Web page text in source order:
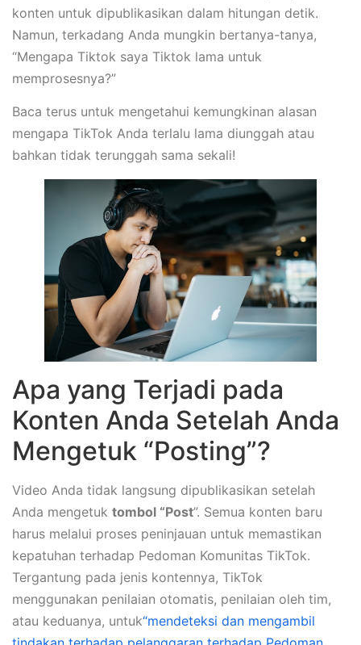
konten untuk dipublikasikan dalam hitungan detik.
Namun, terkadang Anda mungkin bertanya-tanya,
“Mengapa Tiktok saya Tiktok lama untuk
memprosesnya?”
Baca terus untuk mengetahui kemungkinan alasan
mengapa TikTok Anda terlalu lama diunggah atau
bahkan tidak terunggah sama sekali!
Apa yang Terjadi pada
Konten Anda Setelah Anda
Mengetuk “Posting”?
Video Anda tidak langsung dipublikasikan setelah
Anda mengetuk tombol “Post”. Semua konten baru
harus melalui proses peninjauan untuk memastikan
kepatuhan terhadap Pedoman Komunitas TikTok.
Tergantung pada jenis kontennya, TikTok
menggunakan penilaian otomatis, penilaian oleh tim,
atau keduanya, untuk“mendeteksi dan mengambil